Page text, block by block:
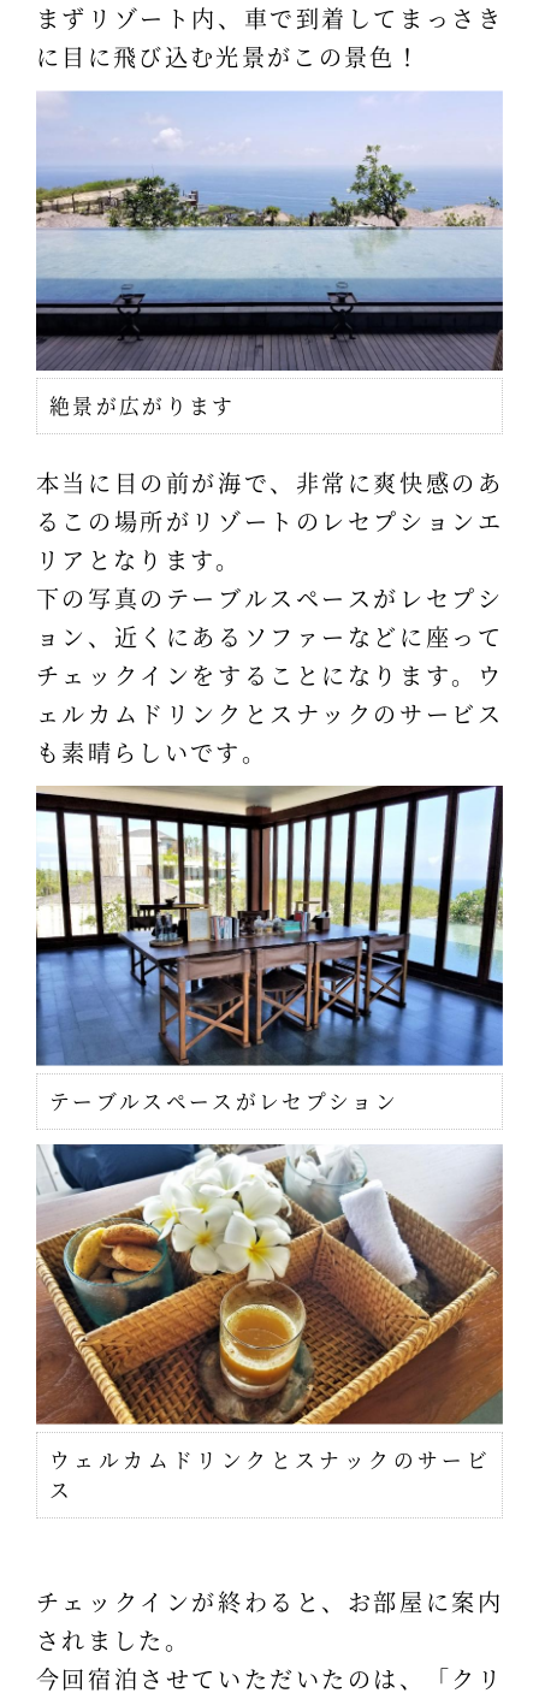
まずリゾート内、車で到着してまっさき
に目に飛び込む光景がこの景色！
絶景が広がります
本当に目の前が海で、非常に爽快感のあ
るこの場所がリゾートのレセプションエ
リアとなります。
下の写真のテーブルスペースがレセプシ
ョン、近くにあるソファーなどに座って
チェックインをすることになります。ウ
ェルカムドリンクとスナックのサービス
も素晴らしいです。
テーブルスペースがレセプション
ウェルカムドリンクとスナックのサービ
ス
チェックインが終わると、お部屋に案内
されました。
今回宿泊させていただいたのは、「クリ